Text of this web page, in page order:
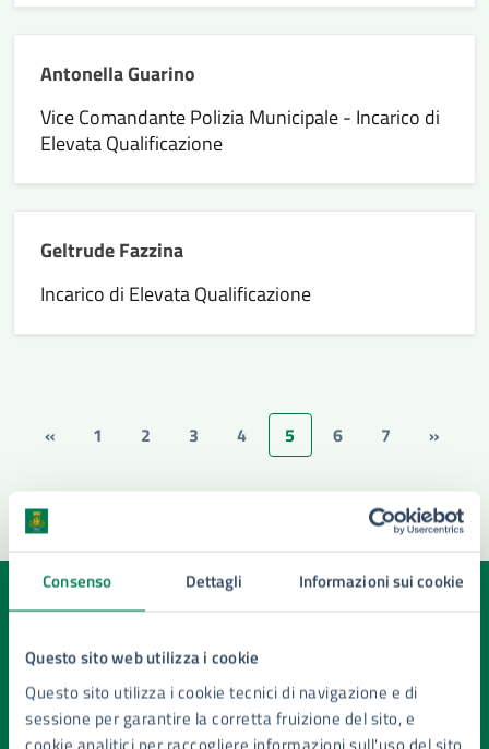
Consenso Dettagli Informazioni sui cookie
Questo sito web utilizza i cookie
Questo sito utilizza i cookie tecnici di navigazione e di
sessione per garantire la corretta fruizione del sito, e
Antonella Guarino
Vice Comandante Polizia Municipale - Incarico di
Elevata Qualificazione
Geltrude Fazzina
Incarico di Elevata Qualificazione
« 1 2 3 4 5 6 7 »
Quanto sono chiare le informazioni su questa
pagina?
Valuta la chiarezza delle informazioni (da 1 a 5 stelle)
Seleziona il numero di stelle per valutare la chiarezza delle
Valuta 5 stelle su 5
Valuta 4 stelle su 5
Valuta 3 stelle su 5
Valuta 2 stelle su 5
Valuta 1 stelle su 5